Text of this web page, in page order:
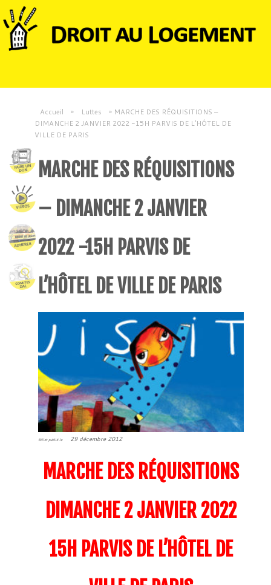
Accueil » Luttes » MARCHE DES RÉQUISITIONS –
DIMANCHE 2 JANVIER 2022 -15H PARVIS DE L’HÔTEL DE
VILLE DE PARIS
MARCHE DES RÉQUISITIONS
– DIMANCHE 2 JANVIER
2022 -15H PARVIS DE
L’HÔTEL DE VILLE DE PARIS
Billet publié le 29 décembre 2012
MARCHE DES RÉQUISITIONS
DIMANCHE 2 JANVIER 2022
15H PARVIS DE L’HÔTEL DE